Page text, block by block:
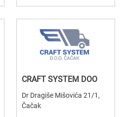
CRAFT SYSTEM DOO
Dr Dragiše Mišovića 21/1,
Čačak